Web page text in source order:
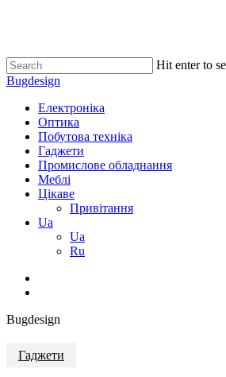
content
Hit enter to
Close
Bugdesign
search
Menu
Електроніка
Оптика
Побутова техніка
Гаджети
Промислове обладнання
Меблі
Цікаве
Привітання
Ua
Ua
Ru
Bugdesign
Гаджети